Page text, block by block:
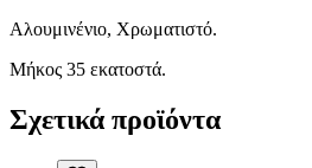
Αλουμινένιο, Χρωματιστό.
Μήκος 35 εκατοστά.
Σχετικά προϊόντα